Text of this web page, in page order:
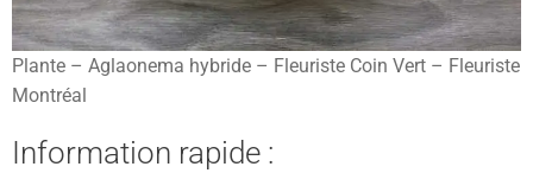
Plante – Aglaonema hybride – Fleuriste Coin Vert – Fleuriste
Montréal
Information rapide :